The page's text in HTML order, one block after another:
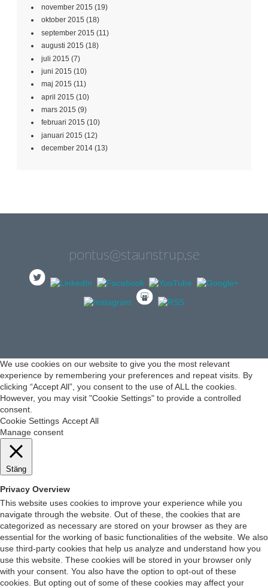
november 2015 (19)
oktober 2015 (18)
september 2015 (11)
augusti 2015 (18)
juli 2015 (7)
juni 2015 (10)
maj 2015 (11)
april 2015 (10)
mars 2015 (9)
februari 2015 (10)
januari 2015 (12)
december 2014 (13)
pontus@staunstrup.se
We use cookies on our website to give you the most relevant
experience by remembering your preferences and repeat visits. By
clicking “Accept All”, you consent to the use of ALL the cookies.
However, you may visit "Cookie Settings" to provide a controlled
consent.
Cookie Settings Accept All
Manage consent
Stäng
Privacy Overview
This website uses cookies to improve your experience while you
navigate through the website. Out of these, the cookies that are
categorized as necessary are stored on your browser as they are
essential for the working of basic functionalities of the website. We also
use third-party cookies that help us analyze and understand how you
use this website. These cookies will be stored in your browser only
with your consent. You also have the option to opt-out of these
cookies. But opting out of some of these cookies may affect your